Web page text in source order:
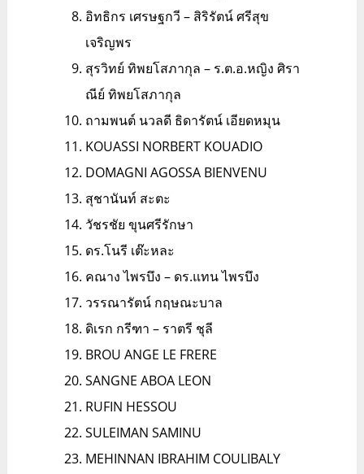
อิทธิกร เศรษฐกวี – สิริรัตน์ ศรีสุข
เจริญพร
สุรวิทย์ ทิพยโสภากุล – ร.ต.อ.หญิง ศิรา
ณีย์ ทิพยโสภากุล
ถามพนต์ นวลดี ธิดารัตน์ เอียดหมุน
KOUASSI NORBERT KOUADIO
DOMAGNI AGOSSA BIENVENU
สุชานันท์ สะตะ
วัชรชัย ขุนศรีรักษา
ดร.โนรี เต๊ะหละ
คณาง ไพรบึง – ดร.แทน ไพรบึง
วรรณารัตน์ กฤษณะบาล
ดิเรก กรีฑา – ราตรี ชุลี
BROU ANGE LE FRERE
SANGNE ABOA LEON
RUFIN HESSOU
SULEIMAN SAMINU
MEHINNAN IBRAHIM COULIBALY